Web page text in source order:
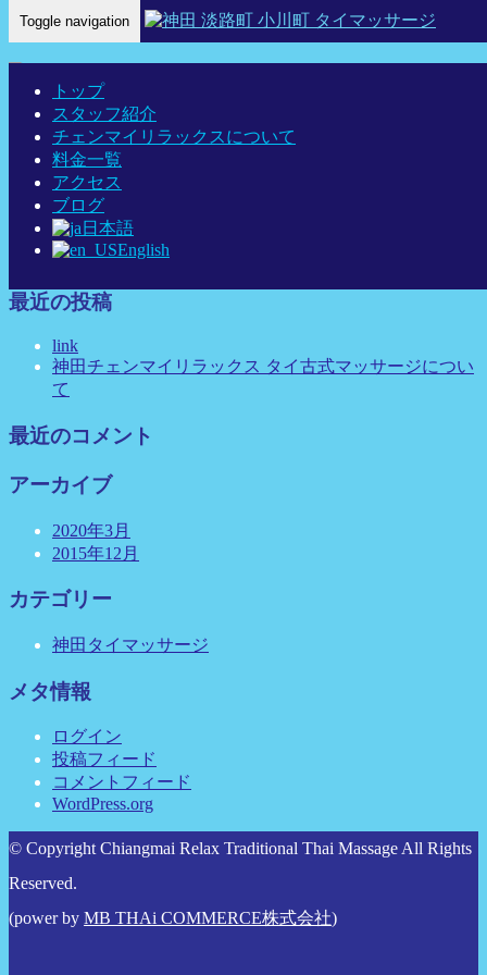
Toggle navigation
トップ
スタッフ紹介
チェンマイリラックスについて
料金一覧
アクセス
ブログ
日本語
English
Home- ハルカ…
ハルカ 神田 タイマッサージ タイ古式マッサージ チェンマイ
リラックス
最近の投稿
link
神田チェンマイリラックス タイ古式マッサージについ
て
最近のコメント
アーカイブ
2020年3月
2015年12月
カテゴリー
神田タイマッサージ
メタ情報
ログイン
投稿フィード
コメントフィード
WordPress.org
© Copyright Chiangmai Relax Traditional Thai Massage All Rights
Reserved.
(power by MB THAi COMMERCE株式会社)